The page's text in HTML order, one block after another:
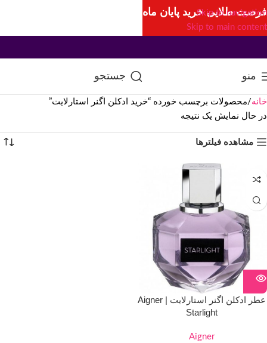
Skip to navigation
Skip to main content
منو جستجو
خانه محصولات برچسب خورده “خرید ادکلن اگنر استارلایت”
در حال نمایش یک نتیجه
مشاهده فیلترها
عطر ادکلن اگنر استارلایت | Aigner
Starlight
Aigner
فرصت طلایی خرید پایان ماه